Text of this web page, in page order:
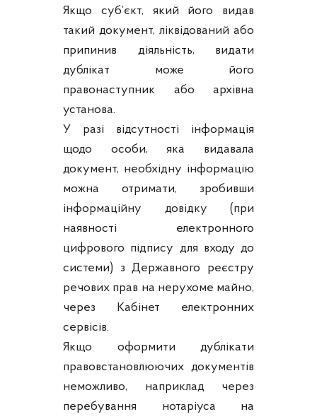
Якщо суб’єкт, який його видав
такий документ, ліквідований або
припинив діяльність, видати
дублікат може його
правонаступник або архівна
установа.
У разі відсутності інформація
щодо особи, яка видавала
документ, необхідну інформацію
можна отримати, зробивши
інформаційну довідку (при
наявності електронного
цифрового підпису для входу до
системи) з Державного реєстру
речових прав на нерухоме майно,
через Кабінет електронних
сервісів.
Якщо оформити дублікати
правовстановлюючих документів
неможливо, наприклад через
перебування нотаріуса на